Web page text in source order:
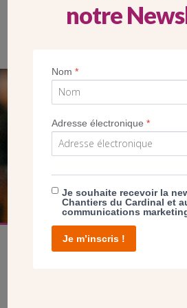
SEUL VOTRE DON
NOUS PERMET D’AGIR
FAIRE UN
notre
Nom*
Adresse électronique*
Je souhaite recevoir la
Chantiers du Cardinal et
communications
Je m’inscris !